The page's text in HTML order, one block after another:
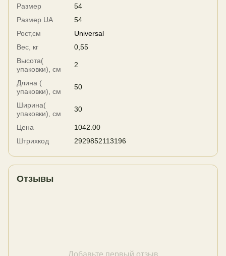
Размер
54
Размер UA
54
Рост,см
Universal
Вес, кг
0,55
Высота(
упаковки), см
2
Длина (
упаковки), см
50
Ширина(
упаковки), см
30
Цена
1042.00
Штрихкод
2929852113196
Отзывы
Добавьте первый отзыв